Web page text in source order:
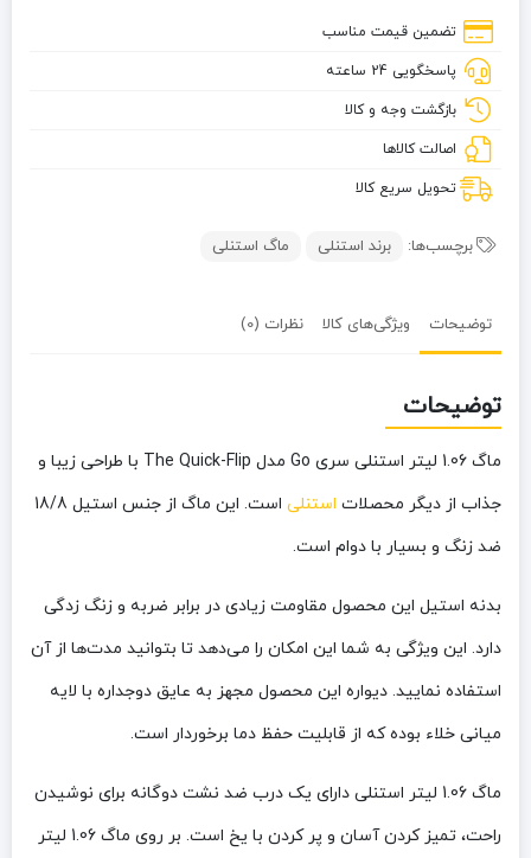
سری
Go
مدل
Quick-
Flip
تضمین قیمت مناسب
پاسخگویی 24 ساعته
بازگشت وجه و کالا
اصالت کالاها
تحویل سریع کالا
برچسب‌ها: برند استنلی ماگ استنلی
توضیحات ویژگی‌های کالا نظرات (0)
توضیحات
ماگ 1.06 لیتر استنلی سری Go مدل The Quick-Flip با طراحی زیبا و
جذاب از دیگر محصلات استنلی
است. این ماگ از جنس استیل 18/8
ضد زنگ و بسیار با دوام است.
بدنه استیل این محصول مقاومت زیادی در برابر ضربه و زنگ زدگی
دارد. این ویژگی به شما این امکان را می‌دهد تا بتوانید مدت‌ها از آن
استفاده نمایید. دیواره این محصول مجهز به عایق دوجداره با لایه
میانی خلاء بوده که از قابلیت حفظ دما برخوردار است.
ماگ 1.06 لیتر استنلی دارای یک درب ضد نشت دوگانه برای نوشیدن
راحت، تمیز کردن آسان و پر کردن با یخ است. بر روی ماگ 1.06 لیتر